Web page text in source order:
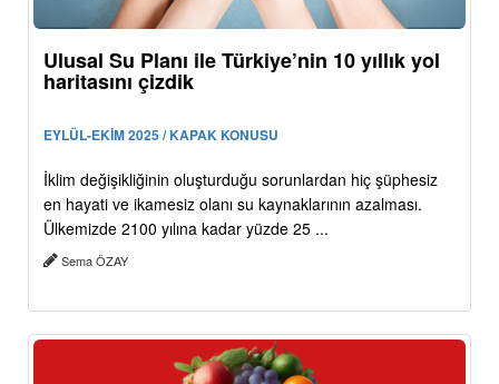
Ulusal Su Planı ile Türkiye’nin 10 yıllık yol
haritasını çizdik
EYLÜL-EKİM 2025 / KAPAK KONUSU
İklim değişikliğinin oluşturduğu sorunlardan hiç şüphesiz
en hayati ve ikamesiz olanı su kaynaklarının azalması.
Ülkemizde 2100 yılına kadar yüzde 25 ...
Sema ÖZAY